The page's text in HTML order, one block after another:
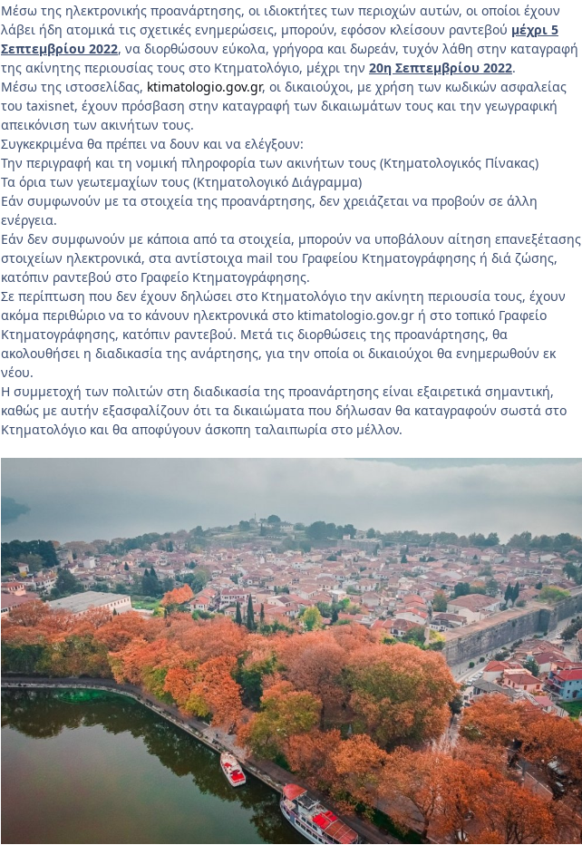
Μέσω της ηλεκτρονικής προανάρτησης, οι ιδιοκτήτες των περιοχών αυτών, οι οποίοι έχουν
λάβει ήδη ατομικά τις σχετικές ενημερώσεις, μπορούν, εφόσον κλείσουν ραντεβού μέχρι 5
Σεπτεμβρίου 2022, να διορθώσουν εύκολα, γρήγορα και δωρεάν, τυχόν λάθη στην καταγραφή
της ακίνητης περιουσίας τους στο Κτηματολόγιο, μέχρι την 20η Σεπτεμβρίου 2022.
Μέσω της ιστοσελίδας, ktimatologio.gov.gr, οι δικαιούχοι, με χρήση των κωδικών ασφαλείας
του taxisnet, έχουν πρόσβαση στην καταγραφή των δικαιωμάτων τους και την γεωγραφική
απεικόνιση των ακινήτων τους.
Συγκεκριμένα θα πρέπει να δουν και να ελέγξουν:
Την περιγραφή και τη νομική πληροφορία των ακινήτων τους (Κτηματολογικός Πίνακας)
Τα όρια των γεωτεμαχίων τους (Κτηματολογικό Διάγραμμα)
Εάν συμφωνούν με τα στοιχεία της προανάρτησης, δεν χρειάζεται να προβούν σε άλλη
ενέργεια.
Εάν δεν συμφωνούν με κάποια από τα στοιχεία, μπορούν να υποβάλουν αίτηση επανεξέτασης
στοιχείων ηλεκτρονικά, στα αντίστοιχα mail του Γραφείου Κτηματογράφησης ή διά ζώσης,
κατόπιν ραντεβού στο Γραφείο Κτηματογράφησης.
Σε περίπτωση που δεν έχουν δηλώσει στο Κτηματολόγιο την ακίνητη περιουσία τους, έχουν
ακόμα περιθώριο να το κάνουν ηλεκτρονικά στο ktimatologio.gov.gr ή στο τοπικό Γραφείο
Κτηματογράφησης, κατόπιν ραντεβού. Μετά τις διορθώσεις της προανάρτησης, θα
ακολουθήσει η διαδικασία της ανάρτησης, για την οποία οι δικαιούχοι θα ενημερωθούν εκ
νέου.
Η συμμετοχή των πολιτών στη διαδικασία της προανάρτησης είναι εξαιρετικά σημαντική,
καθώς με αυτήν εξασφαλίζουν ότι τα δικαιώματα που δήλωσαν θα καταγραφούν σωστά στο
Κτηματολόγιο και θα αποφύγουν άσκοπη ταλαιπωρία στο μέλλον.